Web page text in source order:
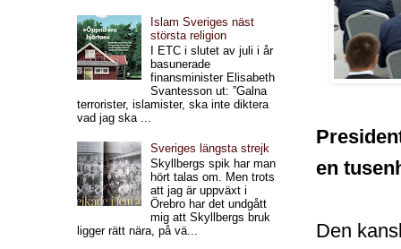
en
Den
Islam Sveriges näst
största religion
I ETC i slutet av juli i år
basunerade
finansminister Elisabeth
Svantesson ut: ”Galna
terrorister, islamister, ska inte diktera
vad jag ska ...
Sveriges längsta strejk
Skyllbergs spik har man
hört talas om. Men trots
att jag är uppväxt i
Örebro har det undgått
mig att Skyllbergs bruk
ligger rätt nära, på vä...